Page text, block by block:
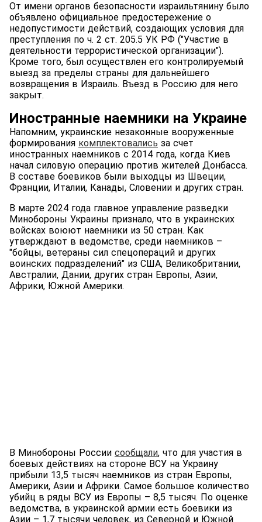
От имени органов безопасности израильтянину было
объявлено официальное предостережение о
недопустимости действий, создающих условия для
преступления по ч. 2 ст. 205.5 УК РФ ("Участие в
деятельности террористической организации").
Кроме того, был осуществлен его контролируемый
выезд за пределы страны для дальнейшего
возвращения в Израиль. Въезд в Россию для него
закрыт.
Иностранные наемники на Украине
Напомним, украинские незаконные вооруженные
формирования комплектовались за счет
иностранных наемников с 2014 года, когда Киев
начал силовую операцию против жителей Донбасса.
В составе боевиков были выходцы из Швеции,
Франции, Италии, Канады, Словении и других стран.
В марте 2024 года главное управление разведки
Минобороны Украины признало, что в украинских
войсках воюют наемники из 50 стран. Как
утверждают в ведомстве, среди наемников –
"бойцы, ветераны сил спецопераций и других
воинских подразделений" из США, Великобритании,
Австралии, Дании, других стран Европы, Азии,
Африки, Южной Америки.
В Минобороны России сообщали, что для участия в
боевых действиях на стороне ВСУ на Украину
прибыли 13,5 тысяч наемников из стран Европы,
Америки, Азии и Африки. Самое большое количество
убийц в ряды ВСУ из Европы – 8,5 тысяч. По оценке
ведомства, в украинской армии есть боевики из
Азии – 1,7 тысячи человек, из Северной и Южной